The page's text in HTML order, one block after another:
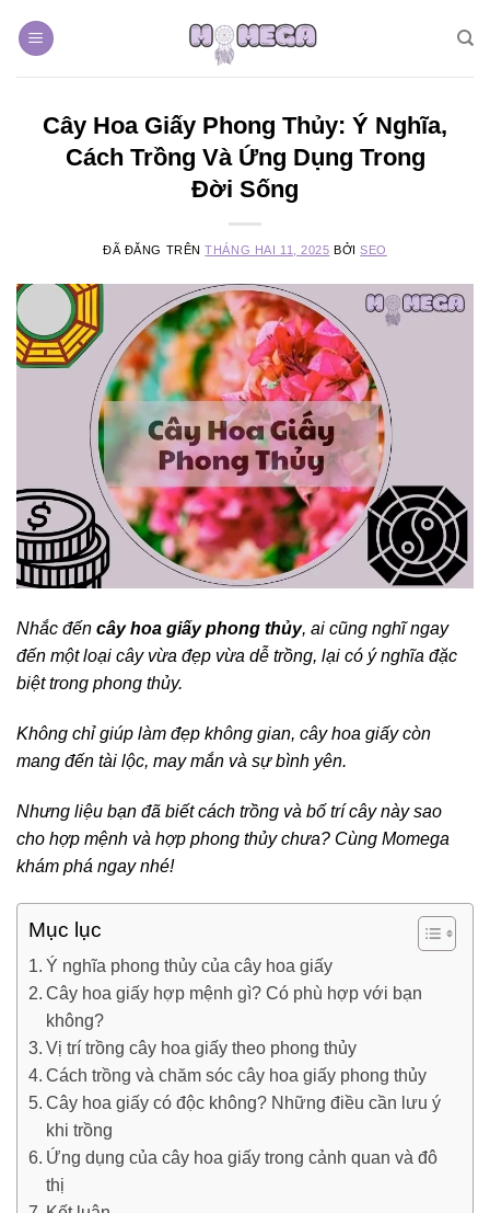
đến
Cây Hoa Giấy Phong Thủy: Ý Nghĩa,
Cách Trồng Và Ứng Dụng Trong
Đời Sống
ĐÃ ĐĂNG TRÊNTHÁNG HAI 11, 2025 BỞISEO
Nhắc đến cây hoa giấy phong thủy, ai cũng nghĩ ngay
đến một loại cây vừa đẹp vừa dễ trồng, lại có ý nghĩa đặc
biệt trong phong thủy.
Không chỉ giúp làm đẹp không gian, cây hoa giấy còn
mang đến tài lộc, may mắn và sự bình yên.
Nhưng liệu bạn đã biết cách trồng và bố trí cây này sao
cho hợp mệnh và hợp phong thủy chưa? Cùng Momega
khám phá ngay nhé!
Mục lục
Ý nghĩa phong thủy của cây hoa giấy
Cây hoa giấy hợp mệnh gì? Có phù hợp với bạn
không?
Vị trí trồng cây hoa giấy theo phong thủy
Cách trồng và chăm sóc cây hoa giấy phong thủy
Cây hoa giấy có độc không? Những điều cần lưu ý
khi trồng
Ứng dụng của cây hoa giấy trong cảnh quan và đô
thị